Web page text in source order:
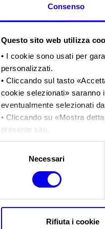
Consenso
Questo sito web utilizza
• I cookie sono usati per
personalizzati.
• Cliccando sul tasto «
cookie selezionati» saranno
eventualmente selezionati
• Cliccando su «Mostra
presente sito.
•Clicca quiper visualizzare
Necessari
Rifiuta i cookie